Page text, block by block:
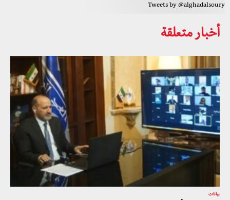
Tweets by @alghadalsoury
أخبار متعلقة
بيانات